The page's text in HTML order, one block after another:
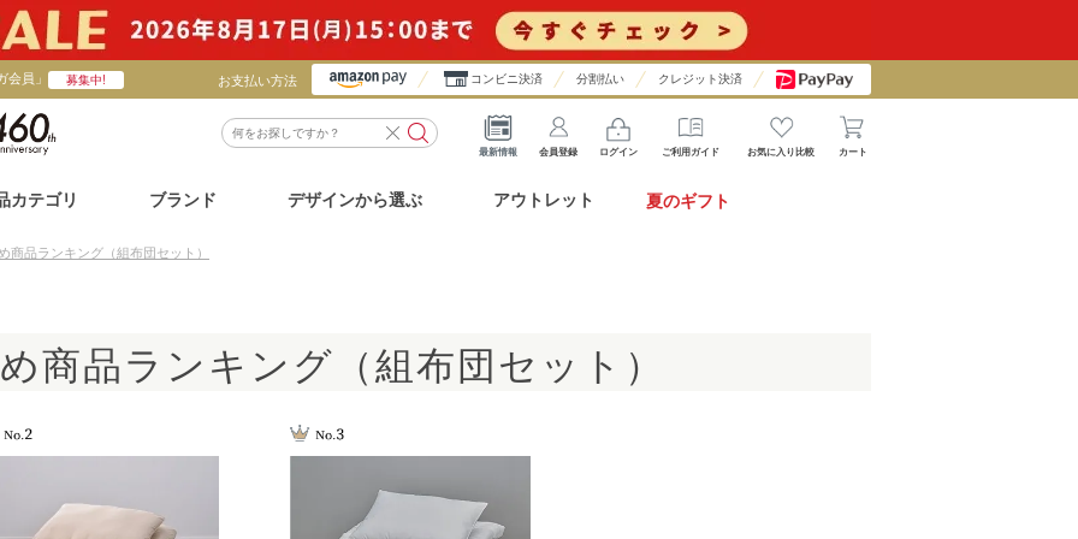
会員」 募集中! お支払い方法 コンビニ決済 分割払い クレジット決済
最新情報 会員登録 ログイン ご利用ガイド お気に入り比較 カート
カテゴリ ブランド デザインから選ぶ アウトレット 夏のギフト
商品ランキング（組布団セット）
商品ランキング（組布団セット）